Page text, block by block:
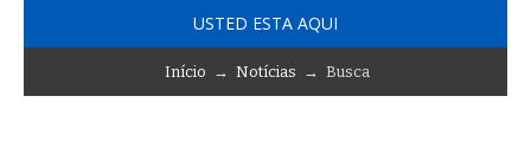
USTED ESTA AQUI
Início → Notícias → Busca